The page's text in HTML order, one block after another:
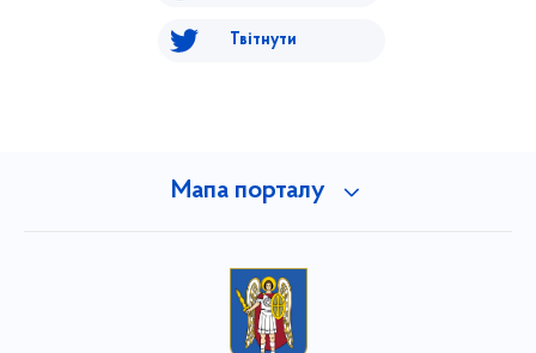
Твітнути
Мапа порталу